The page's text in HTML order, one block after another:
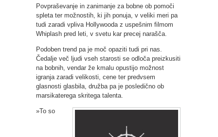
Povpraševanje in zanimanje za bobne ob pomoči
spleta ter možnostih, ki jih ponuja, v veliki meri pa
tudi zaradi vpliva Hollywooda z uspešnim filmom
Whiplash pred leti, v svetu kar precej narašča.
Podoben trend pa je moč opaziti tudi pri nas.
Čedalje več ljudi vseh starosti se odloča preizkusiti
na bobnih, vendar že kmalu opustijo možnost
igranja zaradi velikosti, cene ter predvsem
glasnosti glasbila, družba pa je posledično ob
marsikaterega skritega talenta.
»To so